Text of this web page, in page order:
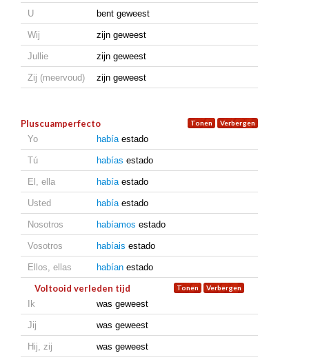
U bent geweest
Wij zijn geweest
Jullie zijn geweest
Zij (meervoud) zijn geweest
Pluscuamperfecto
Yo habíaestado
Tú habías estado
El, ella habíaestado
Usted habíaestado
Nosotros habíamos estado
Vosotros habíais estado
Ellos, ellas habían estado
Voltooid verleden tijd
Ik was geweest
Jij was geweest
Hij, zij was geweest